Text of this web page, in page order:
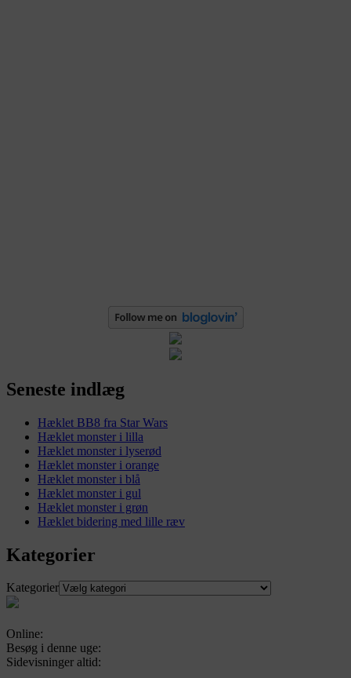
Seneste indlæg
Hæklet BB8 fra Star Wars
Hæklet monster i lilla
Hæklet monster i lyserød
Hæklet monster i orange
Hæklet monster i blå
Hæklet monster i gul
Hæklet monster i grøn
Hæklet bidering med lille ræv
Kategorier
Kategorier
Online:
Besøg i denne uge:
Sidevisninger altid: